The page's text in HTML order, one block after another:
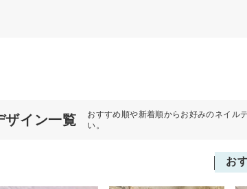
ザイン一覧
おすすめ順や新着順からお好みのネイル
い。
お